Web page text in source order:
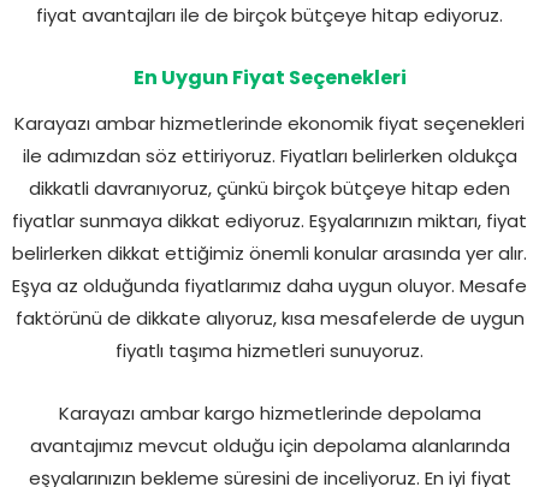
fiyat avantajları ile de birçok bütçeye hitap ediyoruz.
En Uygun Fiyat Seçenekleri
Karayazı ambar hizmetlerinde ekonomik fiyat seçenekleri
ile adımızdan söz ettiriyoruz. Fiyatları belirlerken oldukça
dikkatli davranıyoruz, çünkü birçok bütçeye hitap eden
fiyatlar sunmaya dikkat ediyoruz. Eşyalarınızın miktarı, fiyat
belirlerken dikkat ettiğimiz önemli konular arasında yer alır.
Eşya az olduğunda fiyatlarımız daha uygun oluyor. Mesafe
faktörünü de dikkate alıyoruz, kısa mesafelerde de uygun
fiyatlı taşıma hizmetleri sunuyoruz.
Karayazı ambar kargo hizmetlerinde depolama
avantajımız mevcut olduğu için depolama alanlarında
eşyalarınızın bekleme süresini de inceliyoruz. En iyi fiyat